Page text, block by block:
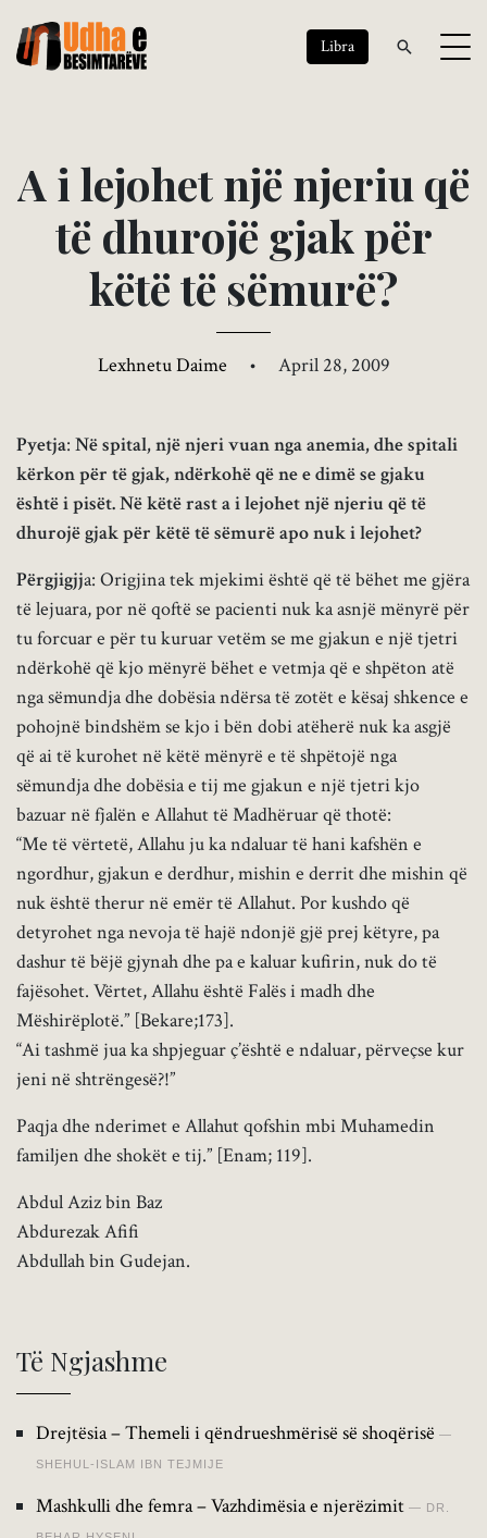
Libra
A i lejohetnjë njeriu që
të dhurojë gjakpër
këtëtë sëmurë?
Lexhnetu Daime • April 28, 2009
Pyetja: Në spital, një njeri vuan nga anemia, dhe spitali
kërkon për të gjak, ndërkohë që ne e dimë se gjaku
është i pisët. Në këtë rast a i lejohet një njeriu që të
dhurojë gjak për këtë të sëmurë apo nuk i lejohet?
Përgjigjja: Origjina tek mjekimi është që të bëhet me gjëra
të lejuara, por në qoftë se pacienti nuk ka asnjë mënyrë për
tu forcuar e për tu kuruar vetëm se me gjakun e një tjetri
ndërkohë që kjo mënyrë bëhet e vetmja që e shpëton atë
nga sëmundja dhe dobësia ndërsa të zotët e kësaj shkence e
pohojnë bindshëm se kjo i bën dobi atëherë nuk ka asgjë
që ai të kurohet në këtë mënyrë e të shpëtojë nga
sëmundja dhe dobësia e tij me gjakun e një tjetri kjo
bazuar në fjalën e Allahut të Madhëruar që thotë:
“Me të vërtetë, Allahu ju ka ndaluar të hani kafshën e
ngordhur, gjakun e derdhur, mishin e derrit dhe mishin që
nuk është therur në emër të Allahut. Por kushdo që
detyrohet nga nevoja të hajë ndonjë gjë prej këtyre, pa
dashur të bëjë gjynah dhe pa e kaluar kufirin, nuk do të
fajësohet. Vërtet, Allahu është Falës i madh dhe
Mëshirëplotë.” [Bekare;173].
“Ai tashmë jua ka shpjeguar ç’është e ndaluar, përveçse kur
jeni në shtrëngesë?!”
Paqja dhe nderimet e Allahut qofshin mbi Muhamedin
familjen dhe shokët e tij.” [Enam; 119].
Abdul Aziz bin Baz
Abdurezak Afifi
Abdullah bin Gudejan.
Të Ngjashme
Drejtësia – Themeli i qëndrueshmërisë së shoqërisë
SHEHUL-ISLAM IBN TEJMIJE
Mashkulli dhe femra – Vazhdimësia e njerëzimit DR.